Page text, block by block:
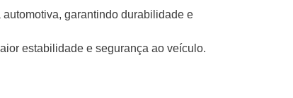
garantindo durabilidade e
estabilidade e segurança ao veículo.